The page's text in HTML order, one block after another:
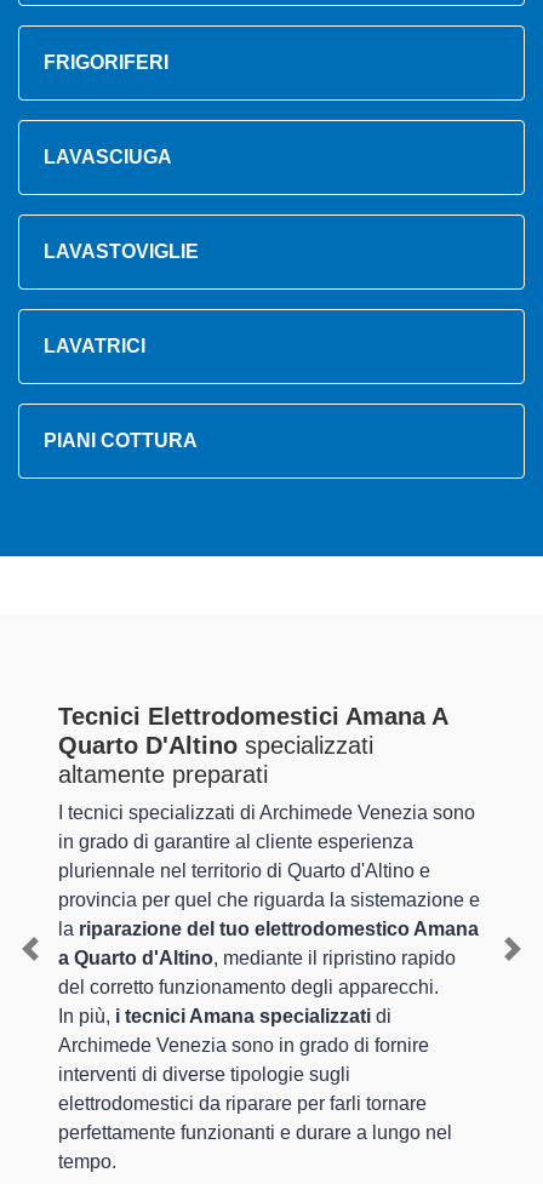
FRIGORIFERI
LAVASCIUGA
LAVASTOVIGLIE
LAVATRICI
PIANI COTTURA
Tecnici Elettrodomestici Amana A
Quarto D'Altino specializzati
altamente preparati
I tecnici specializzati di Archimede Venezia sono
in grado di garantire al cliente esperienza
pluriennale nel territorio di Quarto d'Altino e
provincia per quel che riguarda la sistemazione e
la riparazione del tuo elettrodomestico Amana
a Quarto d'Altino, mediante il ripristino rapido
del corretto funzionamento degli apparecchi.
In più, i tecnici Amana specializzati di
Archimede Venezia sono in grado di fornire
interventi di diverse tipologie sugli
elettrodomestici da riparare per farli tornare
perfettamente funzionanti e durare a lungo nel
tempo.
Previous